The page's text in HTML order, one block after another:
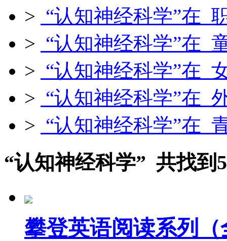
> “认知神经科学”在
> “认知神经科学”在
> “认知神经科学”在
> “认知神经科学”在
> “认知神经科学”在
“认知神经科学” 共找到
攀登英语阅读系列（